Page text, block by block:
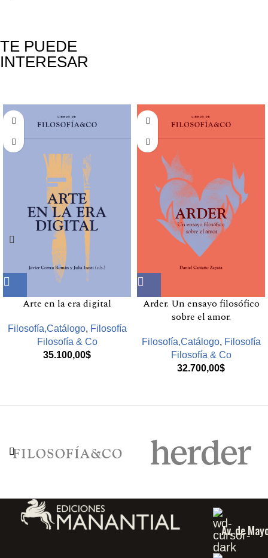
TE PUEDE
INTERESAR
Arte en la era digital
Filosofía,Catálogo, Filosofía
Filosofía & Co
35.100,00$
Arder. Un ensayo filosófico
sobre el amor.
Filosofía,Catálogo, Filosofía
Filosofía & Co
32.700,00$
Av. de